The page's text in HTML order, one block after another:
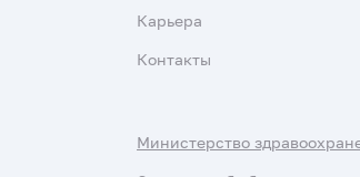
Карьера
Контакты
Министерство